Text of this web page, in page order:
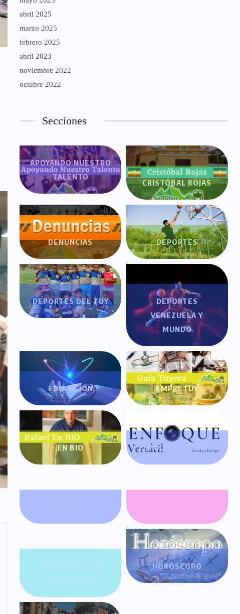
abril 2025
marzo 2025
febrero 2025
abril 2023
noviembre 2022
octubre 2022
Secciones
APOYANDO NUESTRO
TALENTO
CRISTÓBAL ROJAS
DENUNCIAS DEPORTES
DEPORTES DEL TUY
DEPORTES
VENEZUELA Y
MUNDO
EDUCACIÓN EMPRETUY
EN BIO ENFOQUE VERSÁTIL
HORÓSCOPO